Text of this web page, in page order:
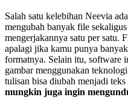
Salah satu kelebihan Neevia
mengubah banyak file
mengerjakannya satu per satu.
apalagi jika kamu punya
formatnya. Selain itu, software
gambar menggunakan
tulisan bisa diubah menjadi
mungkin juga ingin